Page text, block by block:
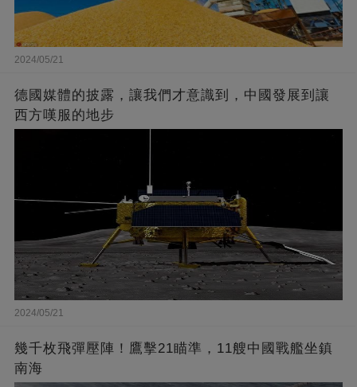
2024/05/21
德國媒體的披露，讓我們才意識到，中國發展到讓
西方嘆服的地步
2024/05/21
幾千枚飛彈壓陣！鷹擊21瞄準，11艘中國戰艦坐鎮
南海